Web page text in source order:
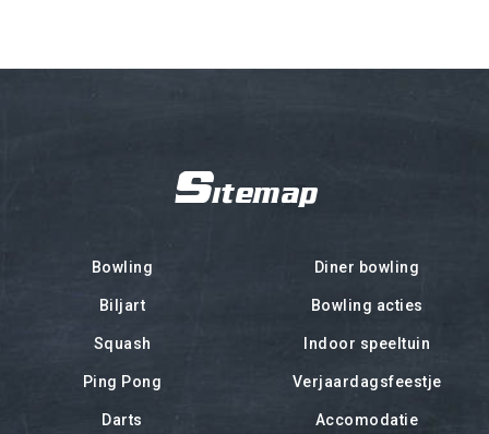
Sitemap
Bowling
Biljart
Squash
Ping Pong
Darts
Diner bowling
Bowling acties
Indoor speeltuin
Verjaardagsfeestje
Accomodatie